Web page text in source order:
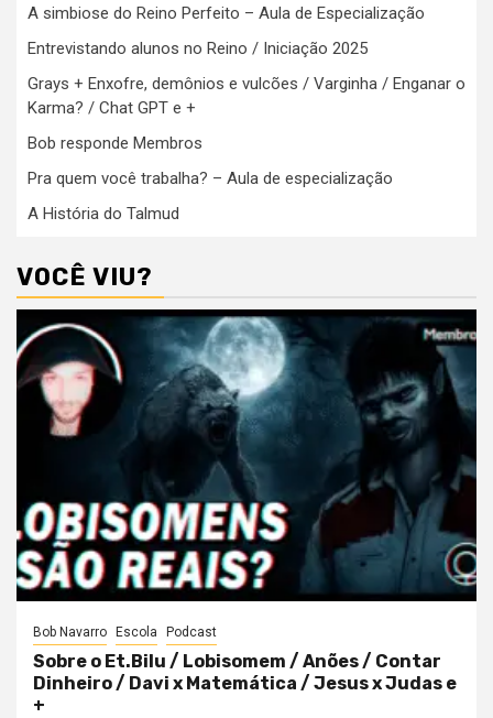
A simbiose do Reino Perfeito – Aula de Especialização
Entrevistando alunos no Reino / Iniciação 2025
Grays + Enxofre, demônios e vulcões / Varginha / Enganar o
Karma? / Chat GPT e +
Bob responde Membros
Pra quem você trabalha? – Aula de especialização
A História do Talmud
VOCÊ VIU?
Bob Navarro Escola Podcast
Sobre o Et.Bilu / Lobisomem / Anões / Contar
Dinheiro / Davi x Matemática / Jesus x Judas e
+